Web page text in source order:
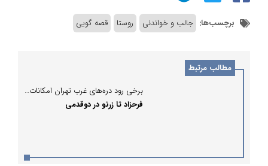
برچسب‌ها: جالب و خواندنی روستا قصه گویی
مطالب مرتبط
برخی رود دره‌های غرب تهران امکانات رفاهی متنوعی دارند
فرحزاد تا زرنو در دوقدمی